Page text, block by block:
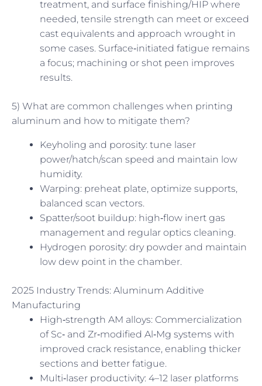
treatment, and surface finishing/HIP where
needed, tensile strength can meet or exceed
cast equivalents and approach wrought in
some cases. Surface‑initiated fatigue remains
a focus; machining or shot peen improves
results.
5) What are common challenges when printing
aluminum and how to mitigate them?
Keyholing and porosity: tune laser
power/hatch/scan speed and maintain low
humidity.
Warping: preheat plate, optimize supports,
balanced scan vectors.
Spatter/soot buildup: high‑flow inert gas
management and regular optics cleaning.
Hydrogen porosity: dry powder and maintain
low dew point in the chamber.
2025 Industry Trends: Aluminum Additive
Manufacturing
High‑strength AM alloys: Commercialization
of Sc‑ and Zr‑modified Al‑Mg systems with
improved crack resistance, enabling thicker
sections and better fatigue.
Multi‑laser productivity: 4–12 laser platforms